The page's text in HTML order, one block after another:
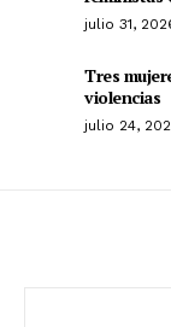
julio 31,
Tres
violencias
julio 24,